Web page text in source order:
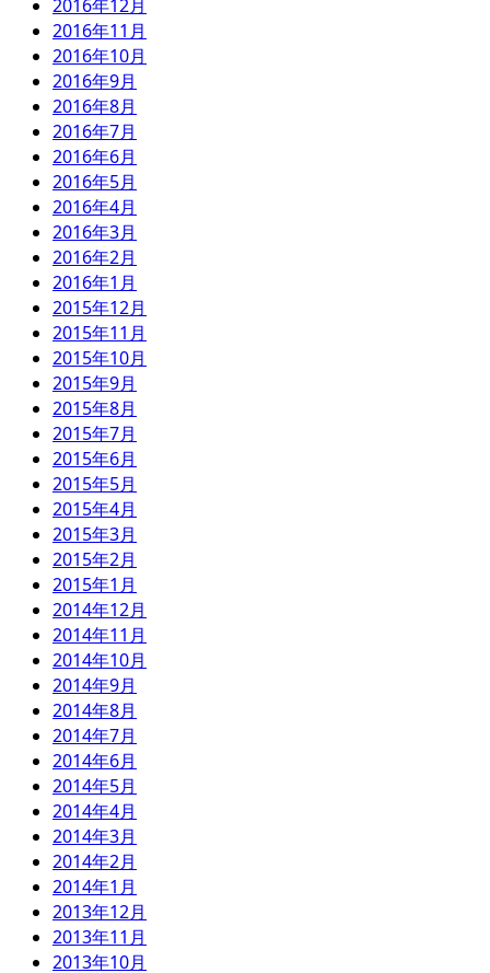
2016年12月
2016年11月
2016年10月
2016年9月
2016年8月
2016年7月
2016年6月
2016年5月
2016年4月
2016年3月
2016年2月
2016年1月
2015年12月
2015年11月
2015年10月
2015年9月
2015年8月
2015年7月
2015年6月
2015年5月
2015年4月
2015年3月
2015年2月
2015年1月
2014年12月
2014年11月
2014年10月
2014年9月
2014年8月
2014年7月
2014年6月
2014年5月
2014年4月
2014年3月
2014年2月
2014年1月
2013年12月
2013年11月
2013年10月